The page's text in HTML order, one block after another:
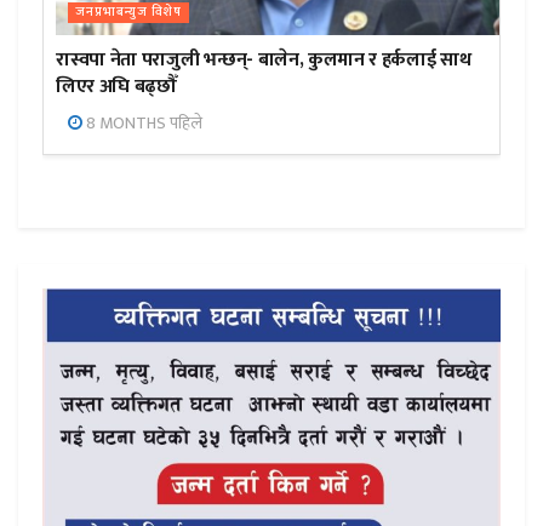
जनप्रभाबन्युज विशेष
रास्वपा नेता पराजुली भन्छन्- बालेन, कुलमान र हर्कलाई साथ
लिएर अघि बढ्छौँ
8 MONTHS पहिले